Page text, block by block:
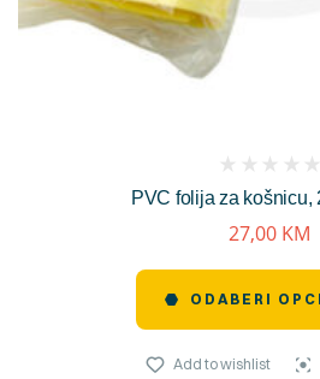
PVC folija za košnicu,
reviews)
27,00 KM
ODABERI
Add to wishlist